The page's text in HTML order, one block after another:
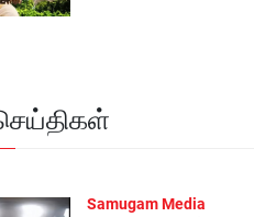
Samugam Media